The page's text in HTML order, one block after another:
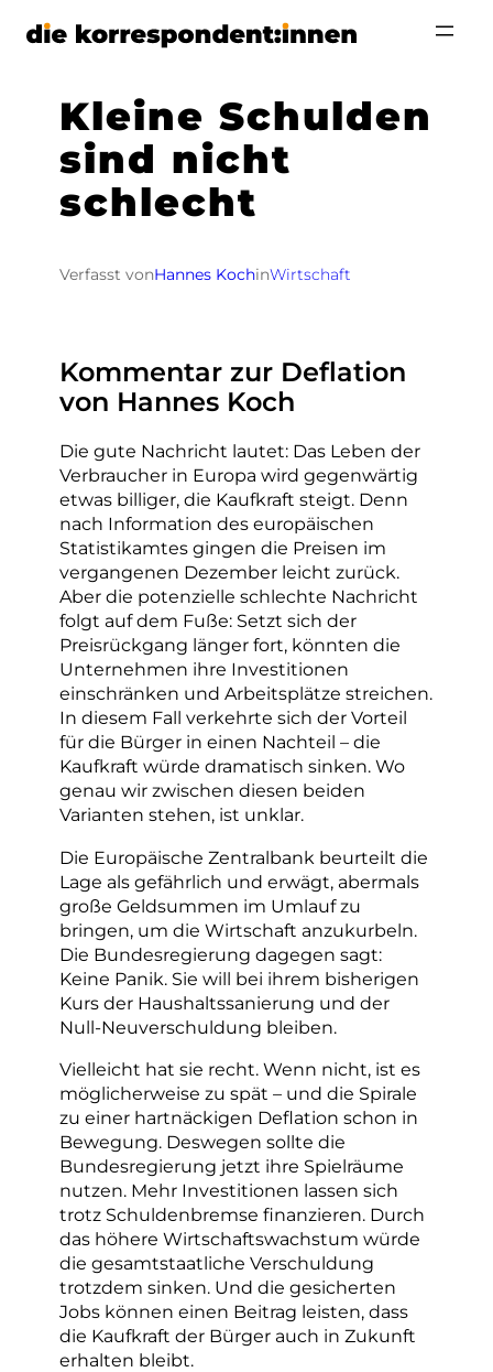
Zum
Kleine Schulden
sind nicht
schlecht
Verfasst vonHannes KochinWirtschaft
Kommentar zur Deflation
von Hannes Koch
Die gute Nachricht lautet: Das Leben der
Verbraucher in Europa wird gegenwärtig
etwas billiger, die Kaufkraft steigt. Denn
nach Information des europäischen
Statistikamtes gingen die Preisen im
vergangenen Dezember leicht zurück.
Aber die potenzielle schlechte Nachricht
folgt auf dem Fuße: Setzt sich der
Preisrückgang länger fort, könnten die
Unternehmen ihre Investitionen
einschränken und Arbeitsplätze streichen.
In diesem Fall verkehrte sich der Vorteil
für die Bürger in einen Nachteil – die
Kaufkraft würde dramatisch sinken. Wo
genau wir zwischen diesen beiden
Varianten stehen, ist unklar.
Die Europäische Zentralbank beurteilt die
Lage als gefährlich und erwägt, abermals
große Geldsummen im Umlauf zu
bringen, um die Wirtschaft anzukurbeln.
Die Bundesregierung dagegen sagt:
Keine Panik. Sie will bei ihrem bisherigen
Kurs der Haushaltssanierung und der
Null-Neuverschuldung bleiben.
Vielleicht hat sie recht. Wenn nicht, ist es
möglicherweise zu spät – und die Spirale
zu einer hartnäckigen Deflation schon in
Bewegung. Deswegen sollte die
Bundesregierung jetzt ihre Spielräume
nutzen. Mehr Investitionen lassen sich
trotz Schuldenbremse finanzieren. Durch
das höhere Wirtschaftswachstum würde
die gesamtstaatliche Verschuldung
trotzdem sinken. Und die gesicherten
Jobs können einen Beitrag leisten, dass
die Kaufkraft der Bürger auch in Zukunft
erhalten bleibt.